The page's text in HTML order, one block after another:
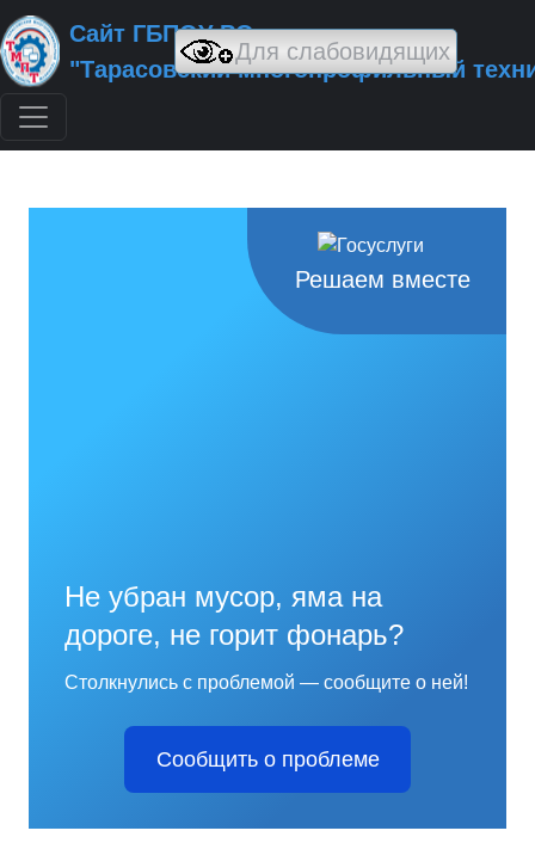
Сайт ГБПОУ РО
"Тарасовский многопрофильный
Решаем вместе
Не убран мусор, яма на
дороге, не горит фонарь?
Столкнулись с проблемой — сообщите о ней!
Сообщить о проблеме